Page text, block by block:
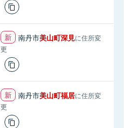
南丹市美山町深見に住所変
更
南丹市美山町福居に住所変
更